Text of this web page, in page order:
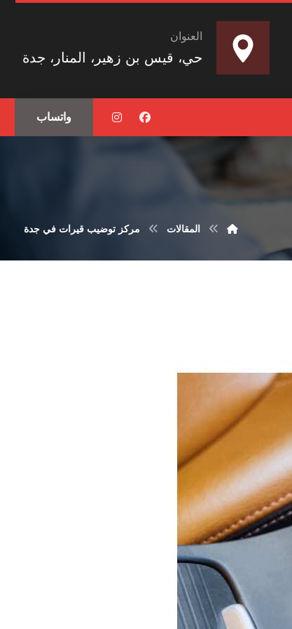
العنوان
حي، قيس بن زهير، المنار، جدة
واتساب
المقالات مركز توضيب قيرات في جدة